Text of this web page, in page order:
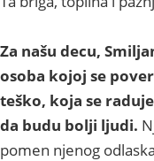
Za našu decu,
osoba kojoj se
teško, koja se
da budu bolji ljudi.
pomen njenog